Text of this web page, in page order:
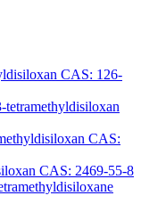
CAS: 126-
CAS:
CAS: 2469-55-8